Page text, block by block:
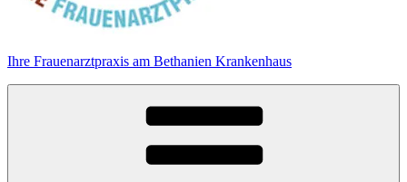
Ihre Frauenarztpraxis am Bethanien Krankenhaus